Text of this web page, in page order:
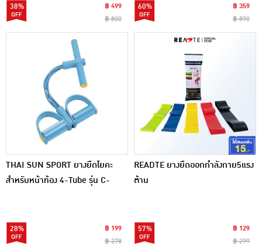
38%
฿ 499
฿ 800
60%
฿ 359
฿ 890
THAI SUN SPORT ยางยืดโยคะ
สำหรับหน้าท้อง 4-Tube รุ่น C-
28%
฿ 199
฿ 278
READTE ยางยืดออกกำลังกาย5แรง
ต้าน
57%
฿ 129
฿ 299